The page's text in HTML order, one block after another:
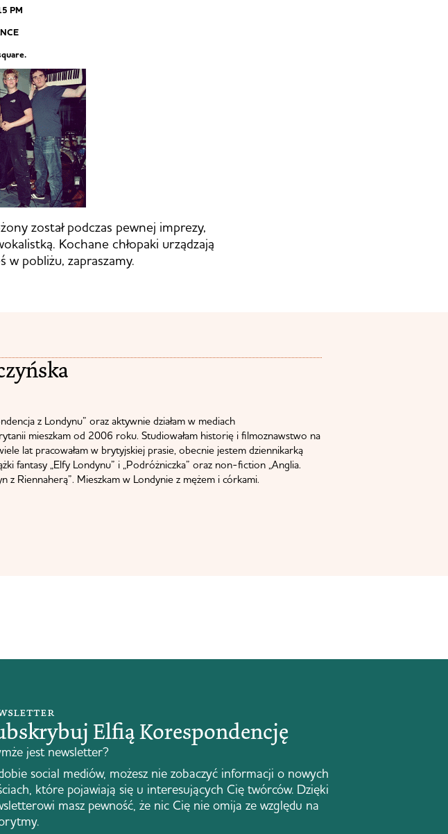
PM
został podczas pewnej imprezy,
Kochane chłopaki urządzają
w pobliżu, zapraszamy.
z Londynu” oraz aktywnie działam w mediach
mieszkam od 2006 roku. Studiowałam historię i filmoznawstwo na
lat pracowałam w brytyjskiej prasie, obecnie jestem dziennikarką
fantasy „Elfy Londynu” i „Podróżniczka” oraz non-fiction „Anglia.
z Riennaherą”. Mieszkam w Londynie z mężem i córkami.
Elfią Korespondencję
jest newsletter?
social mediów, możesz nie zobaczyć informacji o nowych
które pojawiają się u interesujących Cię twórców. Dzięki
masz pewność, że nic Cię nie omija ze względu na